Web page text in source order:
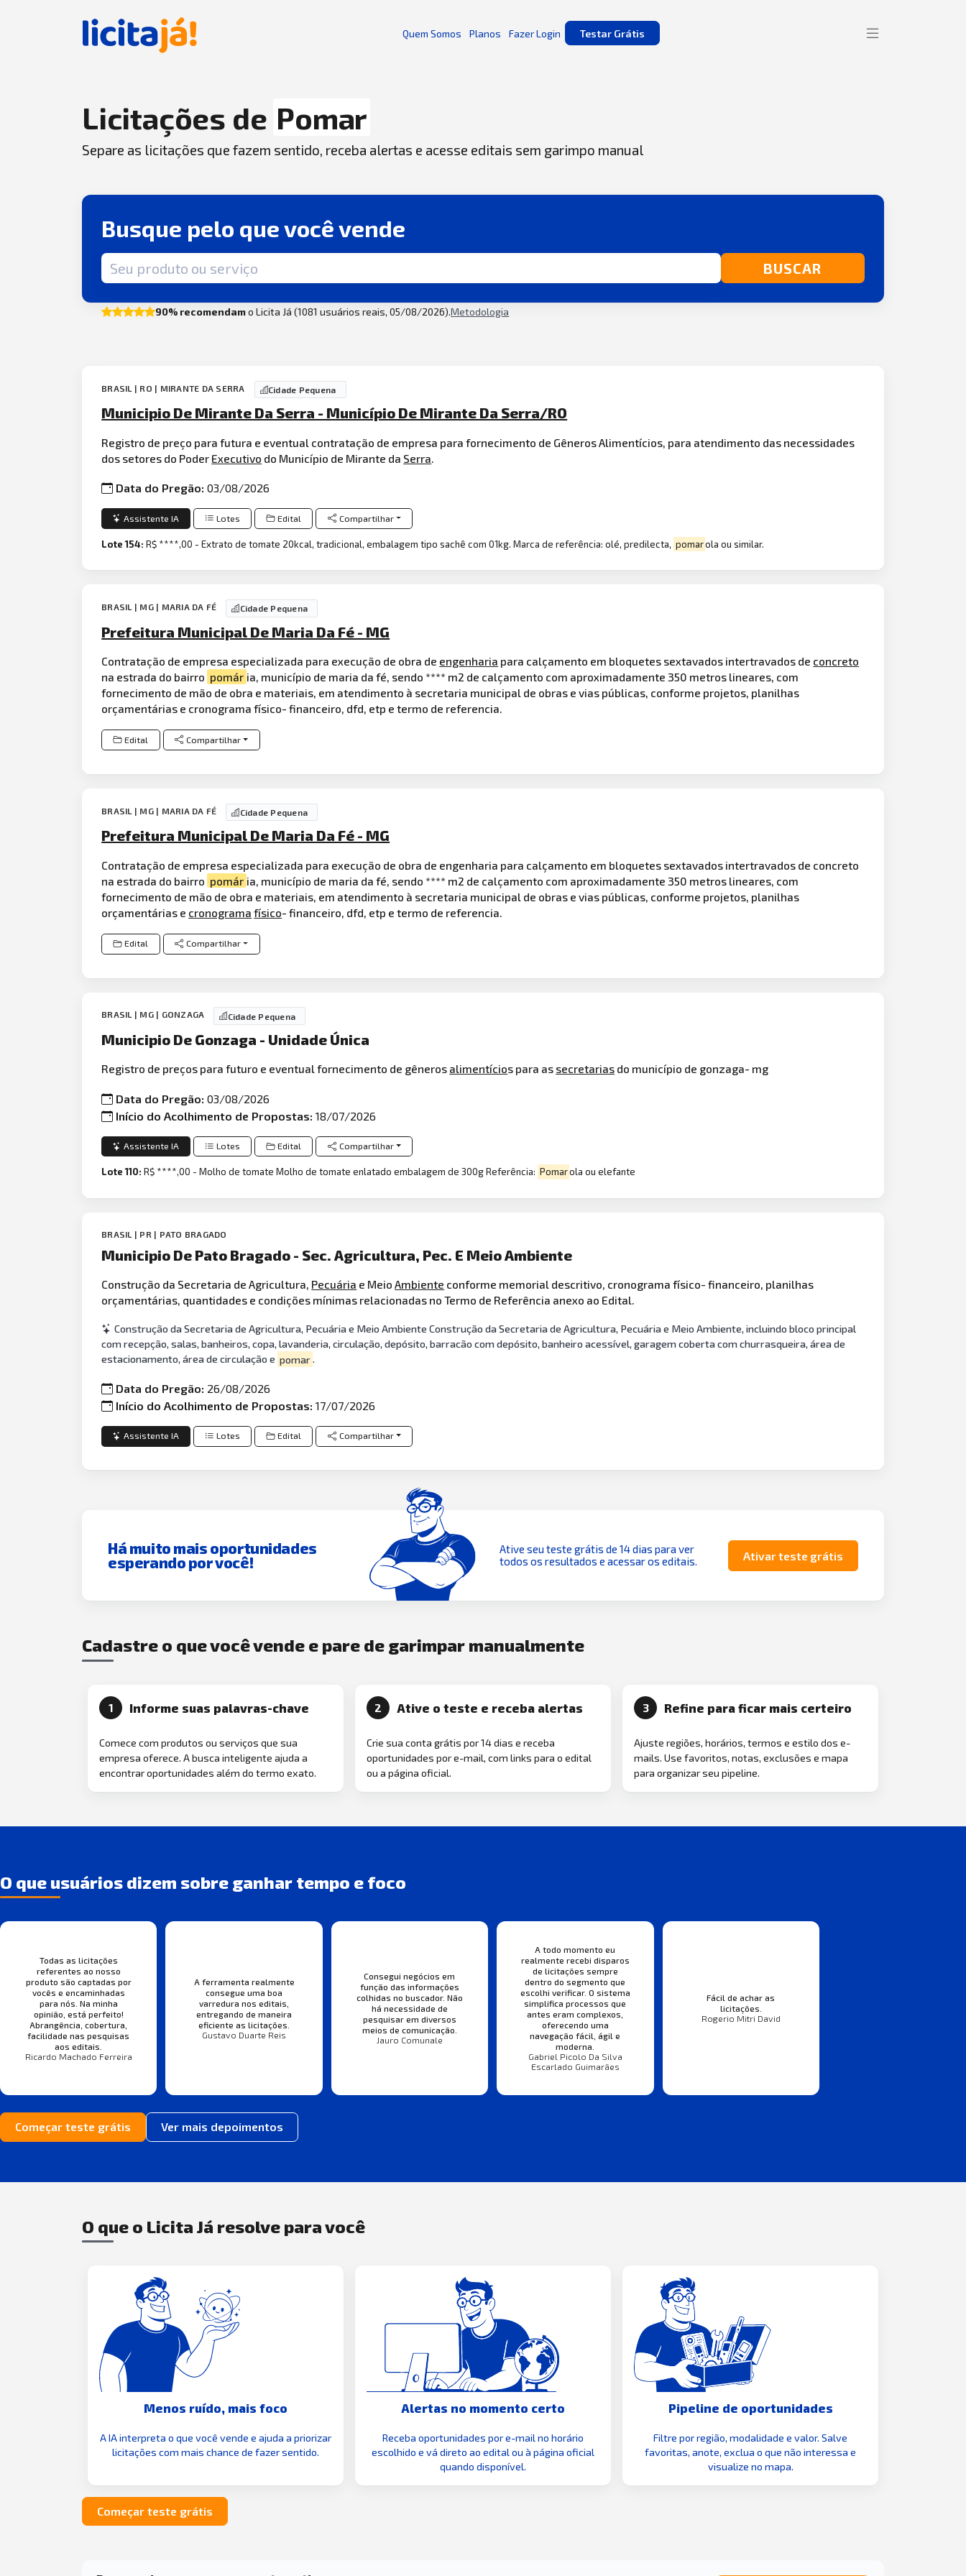
Quem Somos Planos Fazer Login Testar Grátis
Licitações de Pomar
Separe as licitações que fazem sentido, receba alertas e acesse editais sem garimpo manual
Busque pelo que você vende
Termo de busca BUSCAR
90% recomendamo Licita Já (1081 usuários reais, 05/08/2026).Metodologia
BRASIL | RO | MIRANTE DA SERRA Cidade Pequena
Municipio De Mirante Da Serra - Município De Mirante Da Serra/RO
Registro de preço para futura e eventual contratação de empresa para fornecimento de Gêneros Alimentícios, para atendimento das necessidades
dos setores do Poder Executivo do Município de Mirante da Serra.
Data do Pregão:03/08/2026
Assistente IA Lotes Edital Compartilhar
Lote 154:R$ ****,00 - Extrato de tomate 20kcal, tradicional, embalagem tipo sachê com 01kg. Marca de referência: olé, predilecta, pomarola ou similar.
BRASIL | MG | MARIA DA FÉ Cidade Pequena
Prefeitura Municipal De Maria Da Fé - MG
Contratação de empresa especializada para execução de obra de engenharia para calçamento em bloquetes sextavados intertravados de concreto
na estrada do bairro pomár ia, município de maria da fé, sendo **** m2 de calçamento com aproximadamente 350 metros lineares, com
fornecimento de mão de obra e materiais, em atendimento à secretaria municipal de obras e vias públicas, conforme projetos, planilhas
orçamentárias e cronograma físico- financeiro, dfd, etp e termo de referencia.
Edital Compartilhar
BRASIL | MG | MARIA DA FÉ Cidade Pequena
Prefeitura Municipal De Maria Da Fé - MG
Contratação de empresa especializada para execução de obra de engenharia para calçamento em bloquetes sextavados intertravados de concreto
na estrada do bairro pomár ia, município de maria da fé, sendo **** m2 de calçamento com aproximadamente 350 metros lineares, com
fornecimento de mão de obra e materiais, em atendimento à secretaria municipal de obras e vias públicas, conforme projetos, planilhas
orçamentárias e cronograma físico- financeiro, dfd, etp e termo de referencia.
Edital Compartilhar
BRASIL | MG | GONZAGA Cidade Pequena
Municipio De Gonzaga - Unidade Única
Registro de preços para futuro e eventual fornecimento de gêneros alimentícios para as secretarias do município de gonzaga- mg
Data do Pregão:03/08/2026
Início do Acolhimento de Propostas:18/07/2026
Assistente IA Lotes Edital Compartilhar
Lote 110:R$ ****,00 - Molho de tomate Molho de tomate enlatado embalagem de 300g Referência: Pomarola ou elefante
BRASIL | PR | PATO BRAGADO
Municipio De Pato Bragado - Sec. Agricultura, Pec. E Meio Ambiente
Construção da Secretaria de Agricultura, Pecuária e MeioAmbiente conforme memorial descritivo, cronograma físico- financeiro, planilhas
orçamentárias, quantidades e condições mínimas relacionadas no Termo de Referência anexo ao Edital.
Construção da Secretaria de Agricultura, Pecuária e Meio Ambiente Construção da Secretaria de Agricultura, Pecuária e Meio Ambiente, incluindo bloco principal
com recepção, salas, banheiros, copa, lavanderia, circulação, depósito, barracão com depósito, banheiro acessível, garagem coberta com churrasqueira, área de
estacionamento, área de circulação e pomar.
Data do Pregão: 26/08/2026
Início do Acolhimento de Propostas:17/07/2026
Assistente IA Lotes Edital Compartilhar
Há muito mais oportunidades
esperando por você!
Ative seu teste grátis de 14 dias para ver
todos os resultados e acessar os editais.
Ativar teste grátis
Cadastre o que você vende e pare de garimpar manualmente
1 Informe suas palavras-chave
Comece com produtos ou serviços que sua
empresa oferece. A busca inteligente ajuda a
encontrar oportunidades além do termo exato.
2 Ative o teste e receba alertas
Crie sua conta grátis por 14 dias e receba
oportunidades por e-mail, com links para o edital
ou a página oficial.
3 Refine para ficar mais certeiro
Ajuste regiões, horários, termos e estilo dos e-
mails. Use favoritos, notas, exclusões e mapa
para organizar seu pipeline.
O que usuários dizem sobre ganhar tempo e foco
Todas as licitações
referentes ao nosso
produto são captadas por
vocês e encaminhadas
para nós. Na minha
opinião, está perfeito!
Abrangência, cobertura,
facilidade nas pesquisas
aos editais.
Ricardo Machado Ferreira
A ferramenta realmente
consegue uma boa
varredura nos editais,
entregando de maneira
eficiente as licitações.
Gustavo Duarte Reis
Consegui negócios em
função das informações
colhidas no buscador. Não
há necessidade de
pesquisar em diversos
meios de comunicação.
Jauro Comunale
A todo momento eu
realmente recebi disparos
de licitações sempre
dentro do segmento que
escolhi verificar. O sistema
simplifica processos que
antes eram complexos,
oferecendo uma
navegação fácil, ágil e
moderna.
Gabriel Picolo Da Silva
Escarlado Guimarães
Fácil de achar as
licitações.
Rogerio Mitri David
Começar teste grátis Ver mais depoimentos
O que o Licita Já resolve para você
Menos ruído, mais foco
A IA interpreta o que você vende e ajuda a priorizar
licitações com mais chance de fazer sentido.
Alertas no momento certo
Receba oportunidades por e-mail no horário
escolhido e vá direto ao edital ou à página oficial
quando disponível.
Pipeline de oportunidades
Filtre por região, modalidade e valor. Salve
favoritas, anote, exclua o que não interessa e
visualize no mapa.
Começar teste grátis